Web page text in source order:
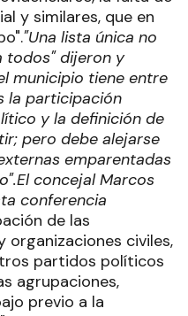
y similares, que en
"Una lista única no
todos" dijeron y
municipio tiene entre
la participación
y la definición de
pero debe alejarse
emparentadas
El concejal Marcos
conferencia
de las
civiles,
partidos políticos
agrupaciones,
previo a la